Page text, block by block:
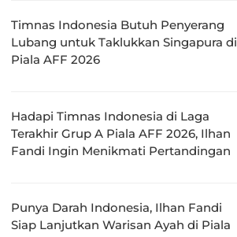
Timnas Indonesia Butuh Penyerang
Lubang untuk Taklukkan Singapura di
Piala AFF 2026
Hadapi Timnas Indonesia di Laga
Terakhir Grup A Piala AFF 2026, Ilhan
Fandi Ingin Menikmati Pertandingan
Punya Darah Indonesia, Ilhan Fandi
Siap Lanjutkan Warisan Ayah di Piala